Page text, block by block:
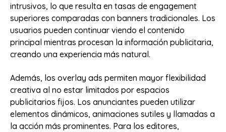
intrusivos, lo que resulta en tasas de engagement
superiores comparadas con banners tradicionales. Los
usuarios pueden continuar viendo el contenido
principal mientras procesan la información publicitaria,
creando una experiencia más natural.
Además, los overlay ads permiten mayor flexibilidad
creativa al no estar limitados por espacios
publicitarios fijos. Los anunciantes pueden utilizar
elementos dinámicos, animaciones sutiles y llamadas a
la acción más prominentes. Para los editores,